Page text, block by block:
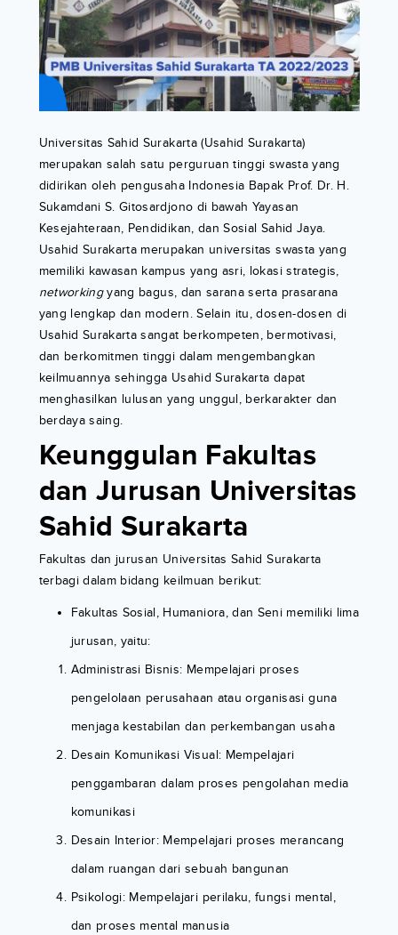
Universitas Sahid Surakarta (Usahid Surakarta)
merupakan salah satu perguruan tinggi swasta yang
didirikan oleh pengusaha Indonesia Bapak Prof. Dr. H.
Sukamdani S. Gitosardjono di bawah Yayasan
Kesejahteraan, Pendidikan, dan Sosial Sahid Jaya.
Usahid Surakarta merupakan universitas swasta yang
memiliki kawasan kampus yang asri, lokasi strategis,
networkingyang bagus, dan sarana serta prasarana
yang lengkap dan modern. Selain itu, dosen-dosen di
Usahid Surakarta sangat berkompeten, bermotivasi,
dan berkomitmen tinggi dalam mengembangkan
keilmuannya sehingga Usahid Surakarta dapat
menghasilkan lulusan yang unggul, berkarakter dan
berdaya saing.
Keunggulan Fakultas
dan Jurusan Universitas
Sahid Surakarta
Fakultas dan jurusan Universitas Sahid Surakarta
terbagi dalam bidang keilmuan berikut:
Fakultas Sosial, Humaniora, dan Seni memiliki lima
jurusan, yaitu:
Administrasi Bisnis: Mempelajari proses
pengelolaan perusahaan atau organisasi guna
menjaga kestabilan dan perkembangan usaha
Desain Komunikasi Visual: Mempelajari
penggambaran dalam proses pengolahan media
komunikasi
Desain Interior: Mempelajari proses merancang
dalam ruangan dari sebuah bangunan
Psikologi: Mempelajari perilaku, fungsi mental,
dan proses mental manusia